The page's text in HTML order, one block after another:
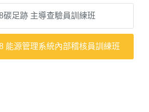
碳足跡 主導查驗員訓練班
能源管理系統內部稽核員訓練班